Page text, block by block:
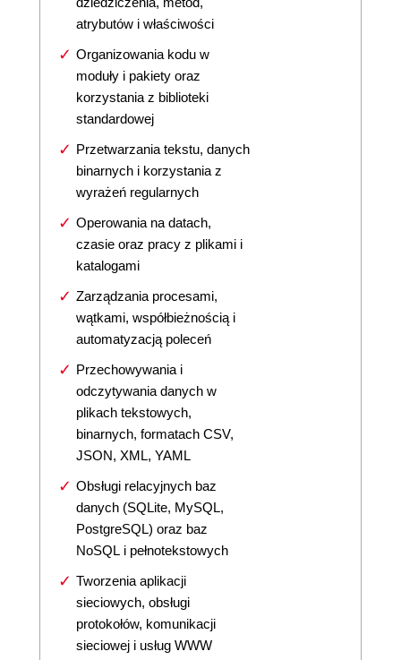
atrybutów i właściwości
Organizowania kodu w
moduły i pakiety oraz
korzystania z biblioteki
standardowej
Przetwarzania tekstu, danych
binarnych i korzystania z
wyrażeń regularnych
Operowania na datach,
czasie oraz pracy z plikami i
katalogami
Zarządzania procesami,
wątkami, współbieżnością i
automatyzacją poleceń
Przechowywania i
odczytywania danych w
plikach tekstowych,
binarnych, formatach CSV,
JSON, XML, YAML
Obsługi relacyjnych baz
danych (SQLite, MySQL,
PostgreSQL) oraz baz
NoSQL i pełnotekstowych
Tworzenia aplikacji
sieciowych, obsługi
protokołów, komunikacji
sieciowej i usług WWW